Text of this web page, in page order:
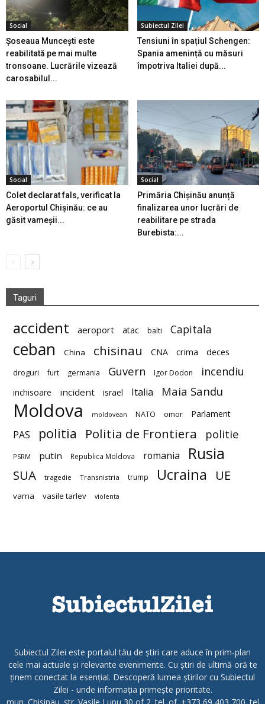
Social
Șoseaua Muncești este
reabilitată pe mai multe
tronsoane. Lucrările vizează
carosabilul...
Subiectul Zilei
Tensiuni în spațiul Schengen:
Spania amenință cu măsuri
împotriva Italiei după...
Social
Colet declarat fals, verificat la
Aeroportul Chișinău: ce au
găsit vameșii...
Social
Primăria Chișinău anunță
finalizarea unor lucrări de
reabilitare pe strada
Burebista:...
Taguri
accident aeroport atac balti Capitala
ceban China chisinau CNA crima deces
droguri furt germania Guvern Igor Dodon incendiu
inchisoare incident israel Italia Maia Sandu
Moldova moldovean NATO omor Parlament
PAS politia Politia de Frontiera politie
PSRM putin Republica Moldova romania Rusia
SUA tragedie Transnistria trump Ucraina UE
vama vasile tarlev violenta
Subiectul Zilei este portalul tău de știri care aduce în prim-plan
cele mai actuale și relevante evenimente. Cu știri de ultimă oră te
ținem conectat la esențial. Descoperă lumea știrilor cu Subiectul
Zilei - unde informația primește prioritate.
mun. Chisinau. str. Vasile Lupu 30 of 2. tel. of. +373 69 403 700. tel